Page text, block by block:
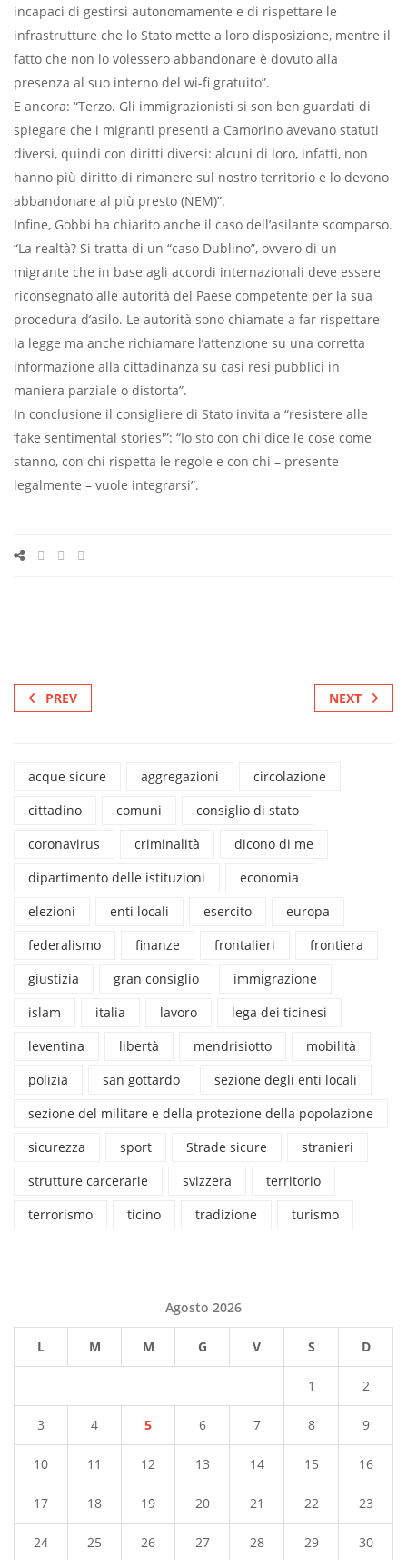
incapaci di gestirsi autonomamente e di rispettare le
infrastrutture che lo Stato mette a loro disposizione, mentre il
fatto che non lo volessero abbandonare è dovuto alla
presenza al suo interno del wi-fi gratuito”.
E ancora: “Terzo. Gli immigrazionisti si son ben guardati di
spiegare che i migranti presenti a Camorino avevano statuti
diversi, quindi con diritti diversi: alcuni di loro, infatti, non
hanno più diritto di rimanere sul nostro territorio e lo devono
abbandonare al più presto (NEM)”.
Infine, Gobbi ha chiarito anche il caso dell’asilante scomparso.
“La realtà? Si tratta di un “caso Dublino”, ovvero di un
migrante che in base agli accordi internazionali deve essere
riconsegnato alle autorità del Paese competente per la sua
procedura d’asilo. Le autorità sono chiamate a far rispettare
la legge ma anche richiamare l’attenzione su una corretta
informazione alla cittadinanza su casi resi pubblici in
maniera parziale o distorta”.
In conclusione il consigliere di Stato invita a “resistere alle
‘fake sentimental stories'”: “Io sto con chi dice le cose come
stanno, con chi rispetta le regole e con chi – presente
legalmente – vuole integrarsi”.
PREV NEXT
acque sicure aggregazioni
circolazione
cittadino
comuni
consiglio di stato
coronavirus
criminalità
dicono di me
dipartimento delle istituzioni
economia
elezioni
enti locali esercito
europa
federalismo
finanze frontalieri
frontiera
giustizia
gran consiglio
immigrazione
islam
italia lavoro
lega dei ticinesi
leventina
libertà mendrisiotto
mobilità
polizia
san gottardo
sezione degli enti locali
sezione del militare e della protezione della popolazione
sicurezza
sport Strade sicure
stranieri
strutture carcerarie
svizzera
territorio
terrorismo
ticino tradizione turismo
Agosto 2026
L M M G V S D
1 2
3 4 5 6 7 8 9
10 11 12 13 14 15 16
17 18 19 20 21 22 23
24 25 26 27 28 29 30